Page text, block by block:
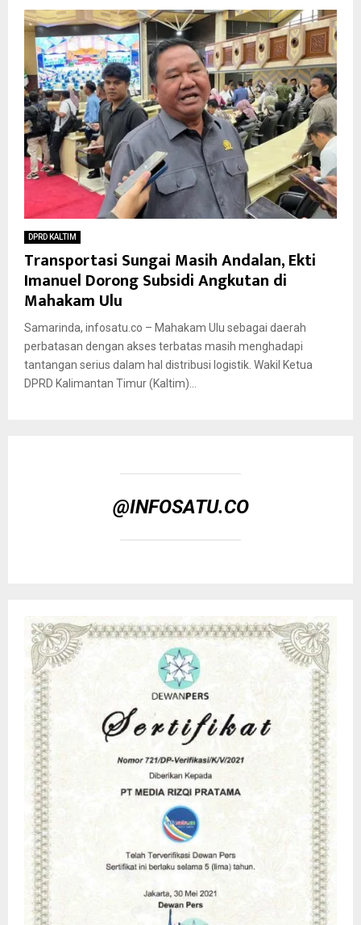
DPRD KALTIM
Transportasi Sungai Masih Andalan, Ekti
Imanuel Dorong Subsidi Angkutan di
Mahakam Ulu
Samarinda, infosatu.co – Mahakam Ulu sebagai daerah
perbatasan dengan akses terbatas masih menghadapi
tantangan serius dalam hal distribusi logistik. Wakil Ketua
DPRD Kalimantan Timur (Kaltim)...
@INFOSATU.CO